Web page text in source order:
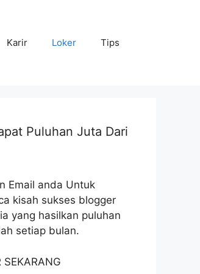
Karir Loker Tips
Puluhan Juta Dari
Email anda Untuk
kisah sukses blogger
yang hasilkan puluhan
setiap bulan.
SEKARANG